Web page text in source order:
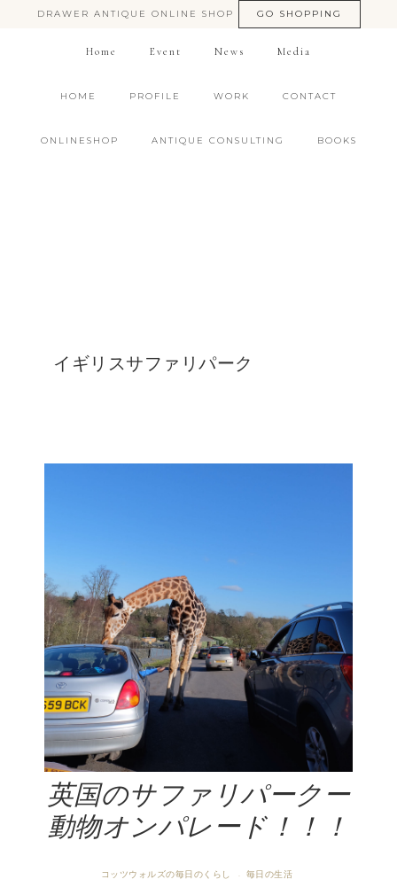
DRAWER ANTIQUE ONLINE SHOP GO SHOPPING
Home Event News Media
HOME PROFILE WORK CONTACT
ONLINESHOP ANTIQUE CONSULTING BOOKS
イギリスサファリパーク
英国のサファリパークー
動物オンパレード！！！
コッツウォルズの毎日のくらし · 毎日の生活